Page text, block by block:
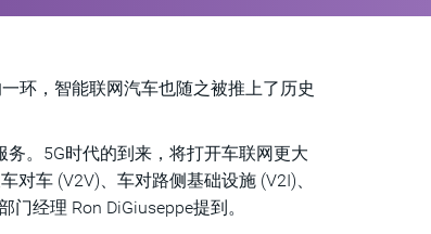
环，智能联网汽车也随之被推上了历史
。5G时代的到来，将打开车联网更大
车 (V2V)、车对路侧基础设施 (V2I)、
经理 Ron DiGiuseppe提到。